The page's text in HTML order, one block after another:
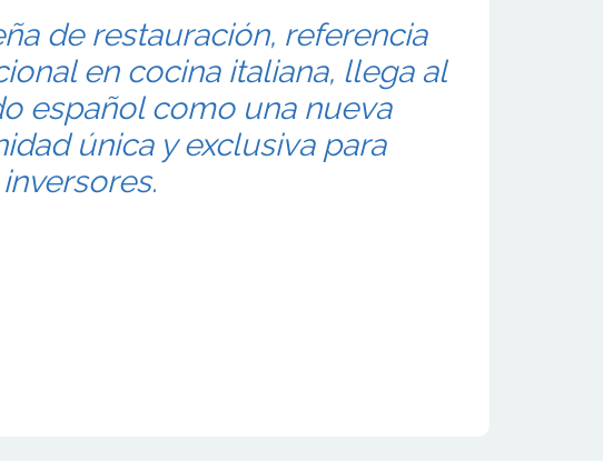
de restauración, referencia
en cocina italiana, llega al
español como una nueva
única y exclusiva para